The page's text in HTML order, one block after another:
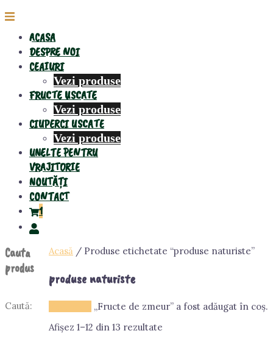
ACASA
DESPRE NOI
CEAIURI
Vezi produse
FRUCTE USCATE
Vezi produse
CIUPERCI USCATE
Vezi produse
UNELTE PENTRU
VRAJITORIE
NOUTĂȚI
CONTACT
1
Acasă / Produse etichetate “produse naturiste”
produse naturiste
„Fructe de zmeur” a fost adăugat în coș.
Afișez 1–12 din 13 rezultate
Cauta
produs
Caută: